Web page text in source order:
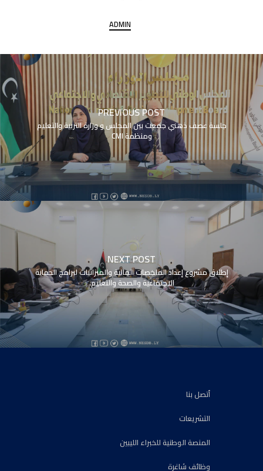
ADMIN
PREVIOUS POST
جلسة عصف ذهني جمعت بين المجلس و وزارة التربية والتعليم
ومنظمة CMI
NEXT POST
إطلاق مشروع إعداد الملخصات المالية والميزانيات لبرامج الحماية
الاجتماعية والصحة والتعليم.
أتصل بنا
التشريعات
المنصة الوطنية للخبراء الليبين
وظائف شاغرة